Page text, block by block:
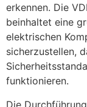
erkennen. Die
beinhaltet eine
elektrischen
sicherzustellen,
funktionieren.
Die